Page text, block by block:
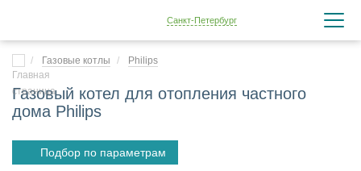
Санкт-Петербург
Газовые котлы Philips
Газовый котел для отопления частного
дома Philips
Подбор по параметрам